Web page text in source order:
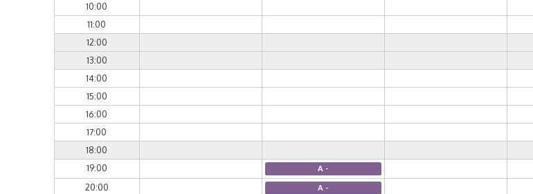
10:00
11:00
12:00
13:00
14:00
15:00
16:00
17:00
18:00
19:00
A -
20:00 A -